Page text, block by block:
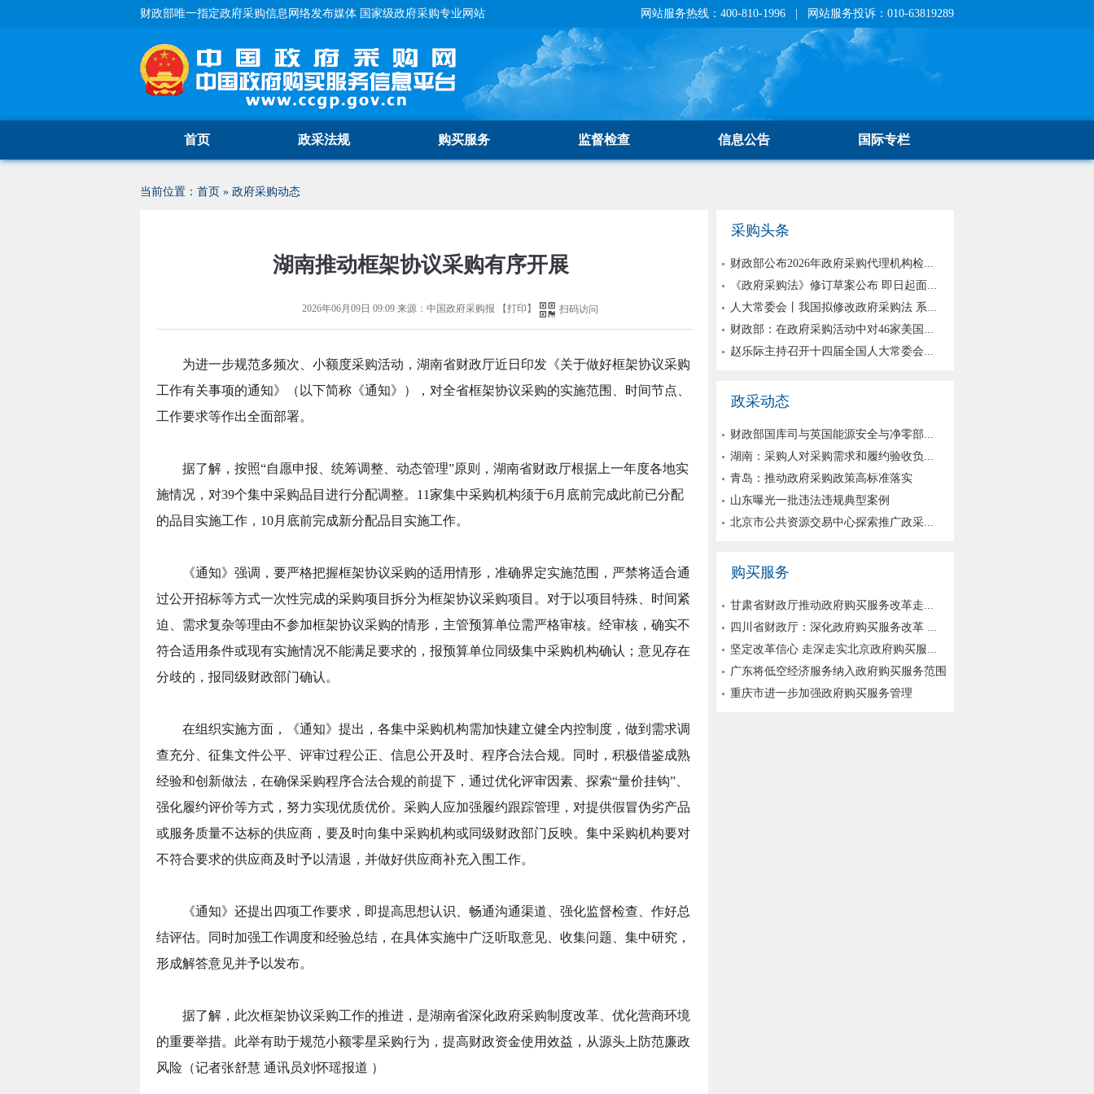
财政部唯一指定政府采购信息网络发布媒体 国家级政府采购专业网站 网站服务热线：400-810-1996 | 网站服务投诉：010-63819289
首页 政采法规 购买服务 监督检查 信息公告 国际专栏
当前位置： 首页 » 政府采购动态
湖南推动框架协议采购有序开展
2026年06月09日 09:09来源： 中国政府采购报 【打印 】 扫码访问
为进一步规范多频次、小额度采购活动，湖南省财政厅近日印发《关于做好框架协议采购
工作有关事项的通知》（以下简称《通知》），对全省框架协议采购的实施范围、时间节点、
工作要求等作出全面部署。
据了解，按照“自愿申报、统筹调整、动态管理”原则，湖南省财政厅根据上一年度各地实
施情况，对39个集中采购品目进行分配调整。11家集中采购机构须于6月底前完成此前已分配
的品目实施工作，10月底前完成新分配品目实施工作。
《通知》强调，要严格把握框架协议采购的适用情形，准确界定实施范围，严禁将适合通
过公开招标等方式一次性完成的采购项目拆分为框架协议采购项目。对于以项目特殊、时间紧
迫、需求复杂等理由不参加框架协议采购的情形，主管预算单位需严格审核。经审核，确实不
符合适用条件或现有实施情况不能满足要求的，报预算单位同级集中采购机构确认；意见存在
分歧的，报同级财政部门确认。
在组织实施方面，《通知》提出，各集中采购机构需加快建立健全内控制度，做到需求调
查充分、征集文件公平、评审过程公正、信息公开及时、程序合法合规。同时，积极借鉴成熟
经验和创新做法，在确保采购程序合法合规的前提下，通过优化评审因素、探索“量价挂钩”、
强化履约评价等方式，努力实现优质优价。采购人应加强履约跟踪管理，对提供假冒伪劣产品
或服务质量不达标的供应商，要及时向集中采购机构或同级财政部门反映。集中采购机构要对
不符合要求的供应商及时予以清退，并做好供应商补充入围工作。
《通知》还提出四项工作要求，即提高思想认识、畅通沟通渠道、强化监督检查、作好总
结评估。同时加强工作调度和经验总结，在具体实施中广泛听取意见、收集问题、集中研究，
形成解答意见并予以发布。
据了解，此次框架协议采购工作的推进，是湖南省深化政府采购制度改革、优化营商环境
的重要举措。此举有助于规范小额零星采购行为，提高财政资金使用效益，从源头上防范廉政
风险（记者张舒慧 通讯员刘怀瑶报道 ）
采购头条
财政部公布2026年政府采购代理机构检...
《政府采购法》修订草案公布 即日起面...
人大常委会丨我国拟修改政府采购法 系...
财政部：在政府采购活动中对46家美国...
赵乐际主持召开十四届全国人大常委会...
政采动态
财政部国库司与英国能源安全与净零部...
湖南：采购人对采购需求和履约验收负...
青岛：推动政府采购政策高标准落实
山东曝光一批违法违规典型案例
北京市公共资源交易中心探索推广政采...
购买服务
甘肃省财政厅推动政府购买服务改革走...
四川省财政厅：深化政府购买服务改革 ...
坚定改革信心 走深走实北京政府购买服...
广东将低空经济服务纳入政府购买服务范围
重庆市进一步加强政府购买服务管理